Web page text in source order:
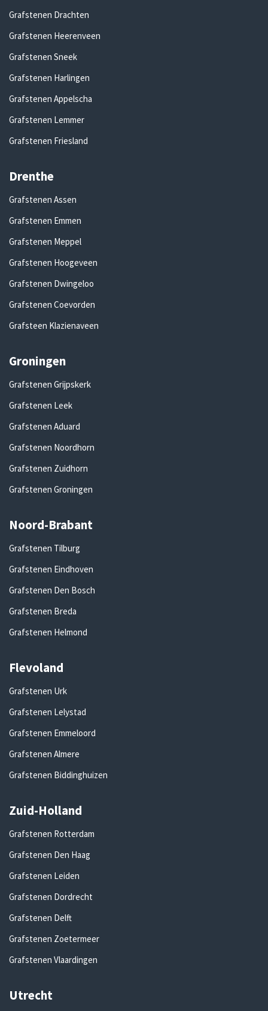
Grafstenen Drachten
Grafstenen Heerenveen
Grafstenen Sneek
Grafstenen Harlingen
Grafstenen Appelscha
Grafstenen Lemmer
Grafstenen Friesland
Drenthe
Grafstenen Assen
Grafstenen Emmen
Grafstenen Meppel
Grafstenen Hoogeveen
Grafstenen Dwingeloo
Grafstenen Coevorden
Grafsteen Klazienaveen
Groningen
Grafstenen Grijpskerk
Grafstenen Leek
Grafstenen Aduard
Grafstenen Noordhorn
Grafstenen Zuidhorn
Grafstenen Groningen
Noord-Brabant
Grafstenen Tilburg
Grafstenen Eindhoven
Grafstenen Den Bosch
Grafstenen Breda
Grafstenen Helmond
Flevoland
Grafstenen Urk
Grafstenen Lelystad
Grafstenen Emmeloord
Grafstenen Almere
Grafstenen Biddinghuizen
Zuid-Holland
Grafstenen Rotterdam
Grafstenen Den Haag
Grafstenen Leiden
Grafstenen Dordrecht
Grafstenen Delft
Grafstenen Zoetermeer
Grafstenen Vlaardingen
Utrecht